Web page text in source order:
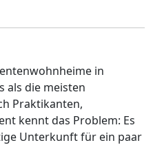
in
als die meisten
Praktikanten,
kennt das Problem: Es
Unterkunft für ein paar